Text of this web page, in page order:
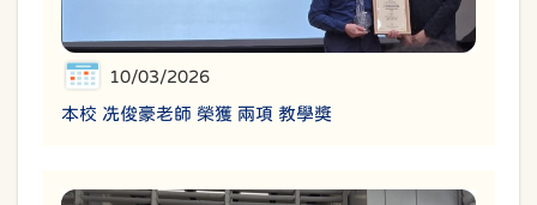
10/03/2026
本校 冼俊豪老師 榮獲 兩項 教學獎